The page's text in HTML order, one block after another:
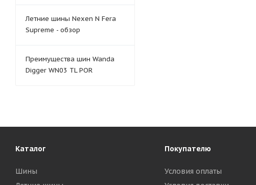
Летние шины Nexen N Fera
Supreme - обзор
Преимущества шин Wanda
Digger WN03 TL POR
Каталог
Шины
Покупателю
Условия оплаты